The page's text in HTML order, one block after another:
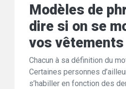
Modèles de
dire si on se
vos vêtements
Chacun à sa définition du
Certaines personnes
s’habiller en fonction des